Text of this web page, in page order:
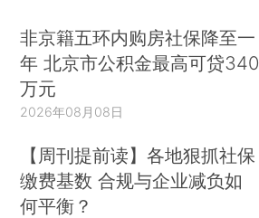
非京籍五环内购房社保降至一
年 北京市公积金最高可贷340
万元
2026年08月08日
【周刊提前读】各地狠抓社保
缴费基数 合规与企业减负如
何平衡？